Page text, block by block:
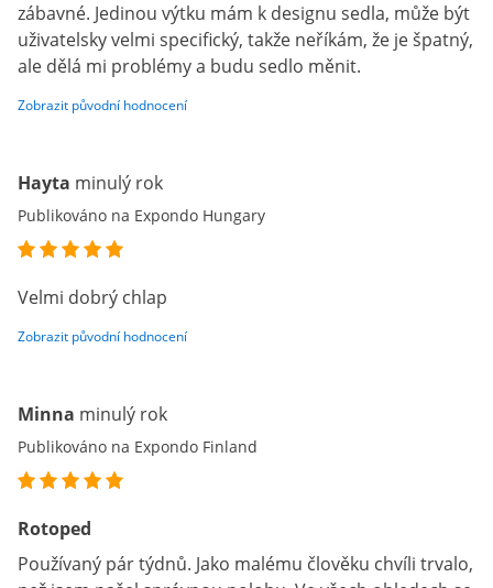
zábavné. Jedinou výtku mám k designu sedla, může být
uživatelsky velmi specifický, takže neříkám, že je špatný,
ale dělá mi problémy a budu sedlo měnit.
Zobrazit původní hodnocení
Hayta minulý rok
Publikováno na Expondo Hungary
Velmi dobrý chlap
Zobrazit původní hodnocení
Minna minulý rok
Publikováno na Expondo Finland
Rotoped
Používaný pár týdnů. Jako malému člověku chvíli trvalo,